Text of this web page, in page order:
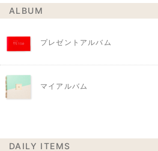
ALBUM
プレゼントアルバム
マイアルバム
DAILY ITEMS